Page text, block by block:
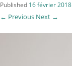
Published 16 février 2018
← Previous Next →